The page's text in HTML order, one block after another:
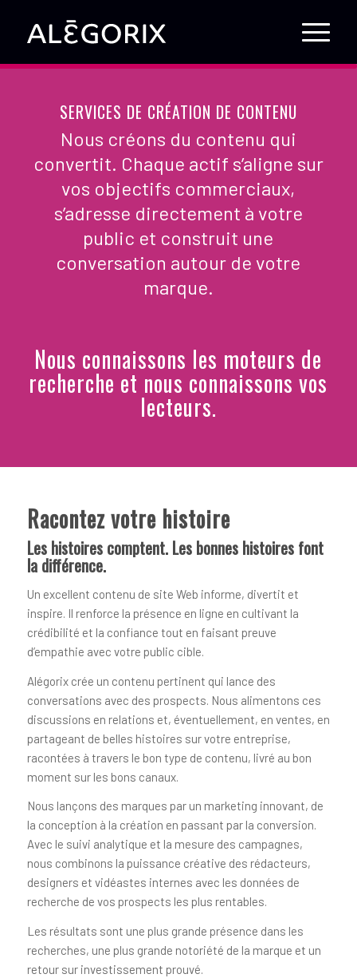
SERVICES DE CRÉATION DE CONTENU
Nous créons du contenu qui
convertit. Chaque actif s’aligne sur
vos objectifs commerciaux,
s’adresse directement à votre
public et construit une
conversation autour de votre
marque.
Nous connaissons les moteurs de
recherche et nous connaissons vos
lecteurs.
Racontez votre histoire
Les histoires comptent. Les bonnes histoires font
la différence.
Un excellent contenu de site Web informe, divertit et
inspire. Il renforce la présence en ligne en cultivant la
crédibilité et la confiance tout en faisant preuve
d’empathie avec votre public cible.
Alégorix crée un contenu pertinent qui lance des
conversations avec des prospects. Nous alimentons ces
discussions en relations et, éventuellement, en ventes, en
partageant de belles histoires sur votre entreprise,
racontées à travers le bon type de contenu, livré au bon
moment sur les bons canaux.
Nous lançons des marques par un marketing innovant, de
la conception à la création en passant par la conversion.
Avec le suivi analytique et la mesure des campagnes,
nous combinons la puissance créative des rédacteurs,
designers et vidéastes internes avec les données de
recherche de vos prospects les plus rentables.
Les résultats sont une plus grande présence dans les
recherches, une plus grande notoriété de la marque et un
retour sur investissement prouvé.